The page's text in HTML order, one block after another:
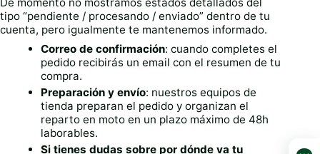
De momento no mostramos estados detallados del
tipo “pendiente / procesando / enviado” dentro de tu
cuenta, pero igualmente te mantenemos informado.
Correo de confirmación: cuando completes el
pedido recibirás un email con el resumen de tu
compra.
Preparación y envío: nuestros equipos de
tienda preparan el pedido y organizan el
reparto en moto en un plazo máximo de 48h
laborables.
Si tienes dudas sobre por dónde va tu